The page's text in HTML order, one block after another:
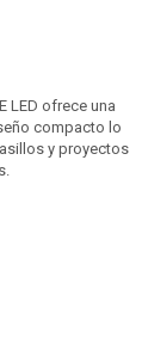
LED ofrece una
compacto lo
y proyectos